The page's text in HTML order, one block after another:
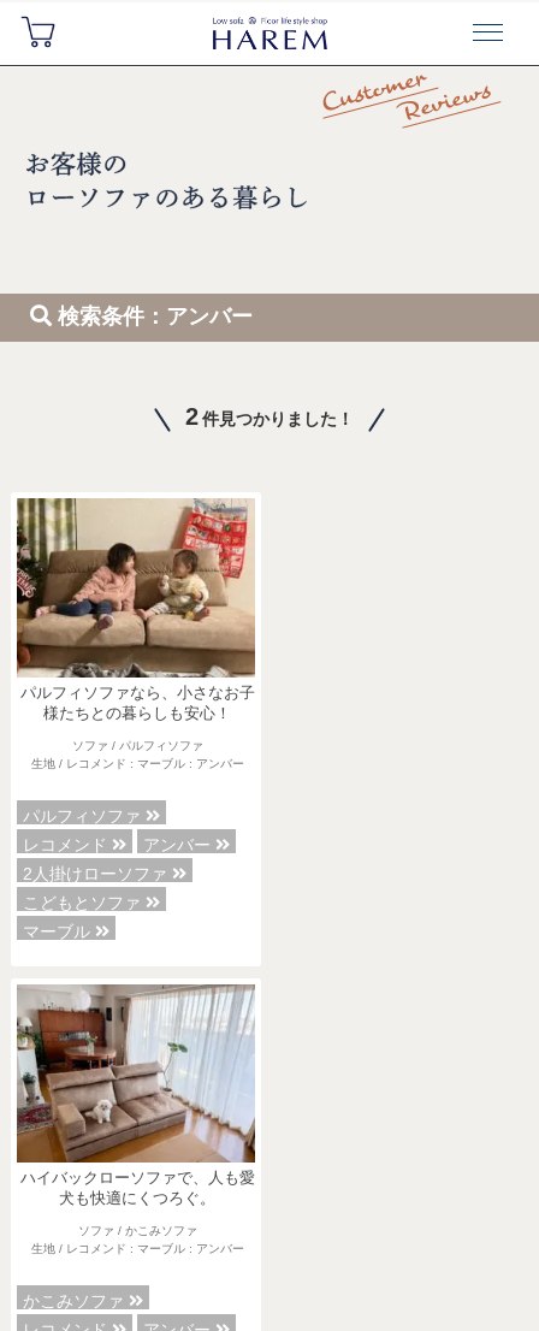
検索条件：アンバー
2件見つかりました！
パルフィソファなら、小さなお子
様たちとの暮らしも安心！
ソファ / パルフィソファ
生地 / レコメンド : マーブル : アンバー
パルフィソファ
レコメンド
アンバー
2人掛けローソファ
こどもとソファ
マーブル
ハイバックローソファで、人も愛
犬も快適にくつろぐ。
ソファ / かこみソファ
生地 / レコメンド : マーブル : アンバー
かこみソファ